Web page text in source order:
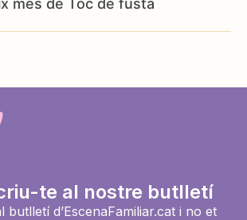
te al nostre butlletí
butlletí d’EscenaFamiliar.cat i no et